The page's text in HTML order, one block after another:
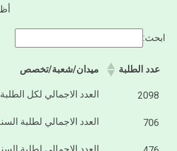
ابحث:
عدد الطلبة ميدان/شعبة/تخصص
2098 العدد الاجمالي لكل الطلبة
706 العدد الاجمالي لطلبة
العدد الاجمالي لطلبة